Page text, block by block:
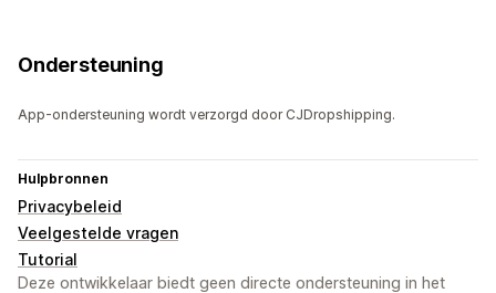
Ondersteuning
App-ondersteuning wordt verzorgd door CJDropshipping.
Hulpbronnen
Privacybeleid
Veelgestelde vragen
Tutorial
Deze ontwikkelaar biedt geen directe ondersteuning in het